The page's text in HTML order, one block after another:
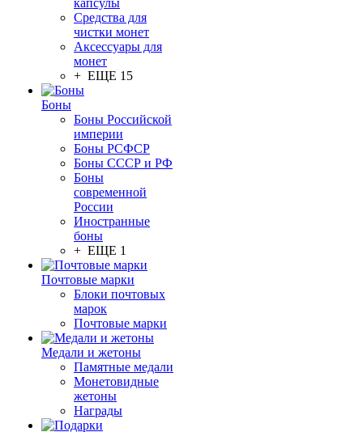
капсулы
Средства для
чистки монет
Аксессуары для
монет
+ ЕЩЕ 15
Боны
Боны Российской
империи
Боны РСФСР
Боны СССР и РФ
Боны
современной
России
Иностранные
боны
+ ЕЩЕ 1
Почтовые марки
Блоки почтовых
марок
Почтовые марки
Медали и жетоны
Памятные медали
Монетовидные
жетоны
Награды